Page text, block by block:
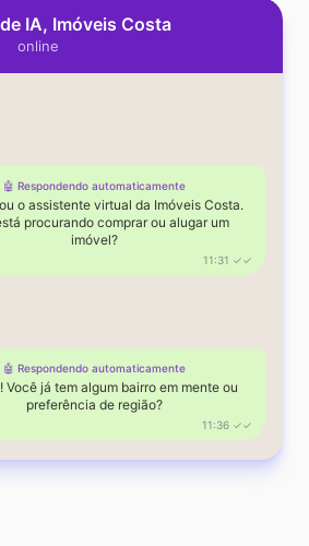
IA, Imóveis Costa
online
🤖 Respondendo automaticamente
o assistente virtual da Imóveis Costa.
procurando comprar ou alugar um
imóvel?
11:31 ✓✓
🤖 Respondendo automaticamente
Você já tem algum bairro em mente ou
preferência de região?
11:36 ✓✓